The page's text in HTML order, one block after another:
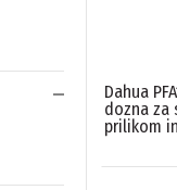
Dahua
dozna za
prilikom